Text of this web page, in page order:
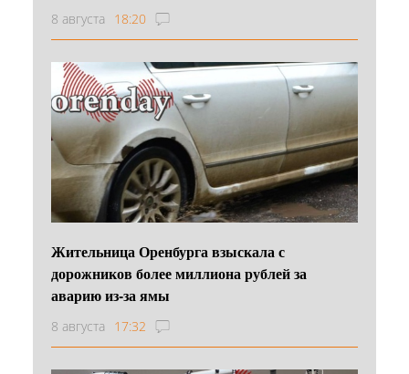
8 августа 18:20
Жительница Оренбурга взыскала с
дорожников более миллиона рублей за
аварию из-за ямы
8 августа 17:32